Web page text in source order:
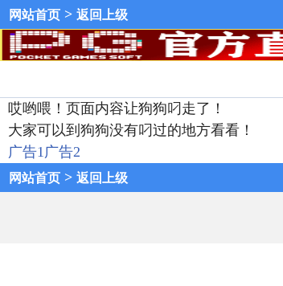
网站首页 > 返回上级
哎哟喂！页面内容让狗狗叼走了！
大家可以到狗狗没有叼过的地方看看！
广告1广告2
网站首页 > 返回上级